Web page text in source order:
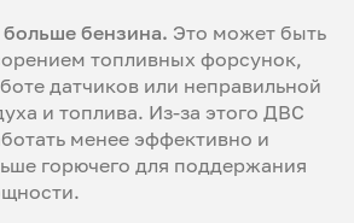
больше бензина. Это может быть
топливных форсунок,
датчиков или неправильной
и топлива. Из-за этого ДВС
менее эффективно и
горючего для поддержания